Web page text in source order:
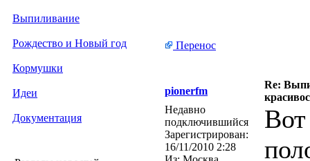
Выпиливание
Рождество и Новый год
Кормушки
Идеи
Документация
Перенос
pionerfm
Re:
Недавно
подключившийся
Зарегистрирован:
16/11/2010 2:28